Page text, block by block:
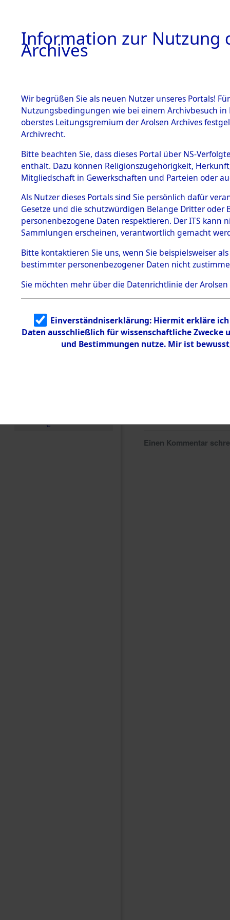
BESTÄNDE
1.
mente
5. Verschiedenes
5.3
Todesmärsche
5.3.1 Alliierte
Erhebungen
zu
Todesmärsch
en
5.3.2
Identifizierun
g
5.3.3
Todesmärsch
e
Einen Kommentar
Information zur Nutzung
Archives
Wir begrüßen Sie als neuen Nutzer unseres Portals!
Nutzungsbedingungen wie bei einem Archivbesuch
oberstes Leitungsgremium der Arolsen Archives
Archivrecht.
Bitte beachten Sie, dass dieses Portal über NS-
enthält. Dazu können Religionszugehörigkeit,
Mitgliedschaft in Gewerkschaften und Parteien oder
Als Nutzer dieses Portals sind Sie persönlich dafür
Gesetze und die schutzwürdigen Belange Dritter
personenbezogene Daten respektieren. Der ITS
Sammlungen erscheinen, verantwortlich gemacht
Bitte kontaktieren Sie uns, wenn Sie beispielsweiser
bestimmter personenbezogener Daten nicht
Sie möchten mehr über die Datenrichtlinie der Arolsen
Einverständniserklärung: Hiermit erkläre
Daten ausschließlich für wissenschaftliche
und Bestimmungen nutze. Mir ist